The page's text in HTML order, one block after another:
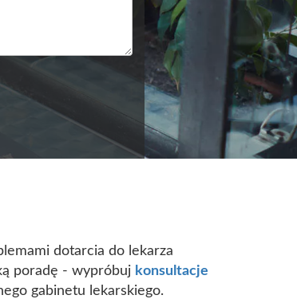
dotarcia do lekarza
poradę - wypróbuj konsultacje
gabinetu lekarskiego.